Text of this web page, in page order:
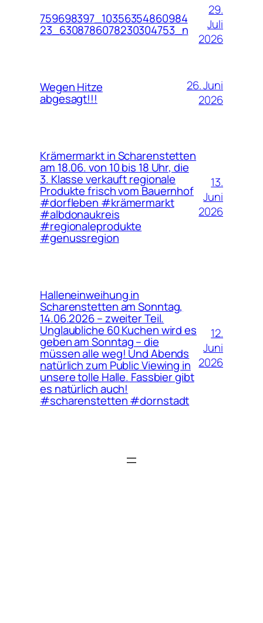
759698397_10356354860984
23_6308786078230304753_n
29.
Juli
2026
Wegen Hitze
abgesagt!!!
26. Juni
2026
Krämermarkt in Scharenstetten
am 18.06. von 10 bis 18 Uhr, die
3. Klasse verkauft regionale
Produkte frisch vom Bauernhof
#dorfleben #krämermarkt
#albdonaukreis
#regionaleprodukte
#genussregion
13.
Juni
2026
Halleneinweihung in
Scharenstetten am Sonntag,
14.06.2026 – zweiter Teil.
Unglaubliche 60 Kuchen wird es
geben am Sonntag – die
müssen alle weg! Und Abends
natürlich zum Public Viewing in
unsere tolle Halle. Fassbier gibt
es natürlich auch!
#scharenstetten #dornstadt
12.
Juni
2026